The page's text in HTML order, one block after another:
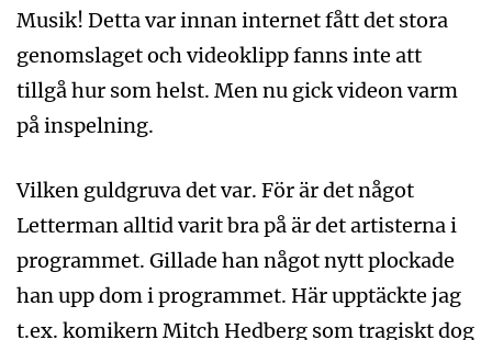
Musik! Detta var innan internet fått det stora
genomslaget och videoklipp fanns inte att
tillgå hur som helst. Men nu gick videon varm
på inspelning.
Vilken guldgruva det var. För är det något
Letterman alltid varit bra på är det artisterna i
programmet. Gillade han något nytt plockade
han upp dom i programmet. Här upptäckte jag
t.ex. komikern Mitch Hedberg som tragiskt dog